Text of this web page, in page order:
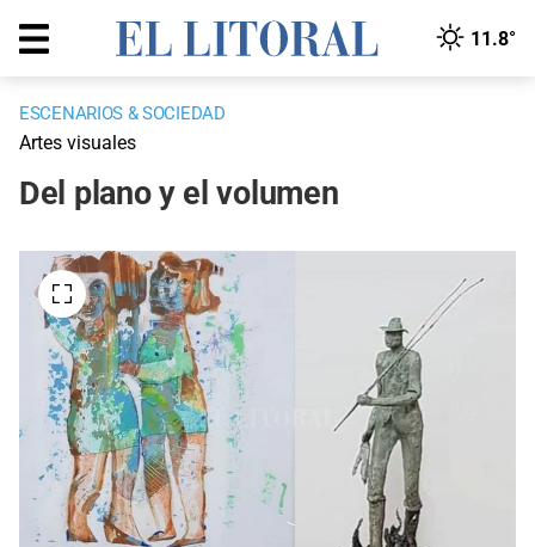
11.8°
ESCENARIOS & SOCIEDAD
Artes visuales
Del plano y el volumen